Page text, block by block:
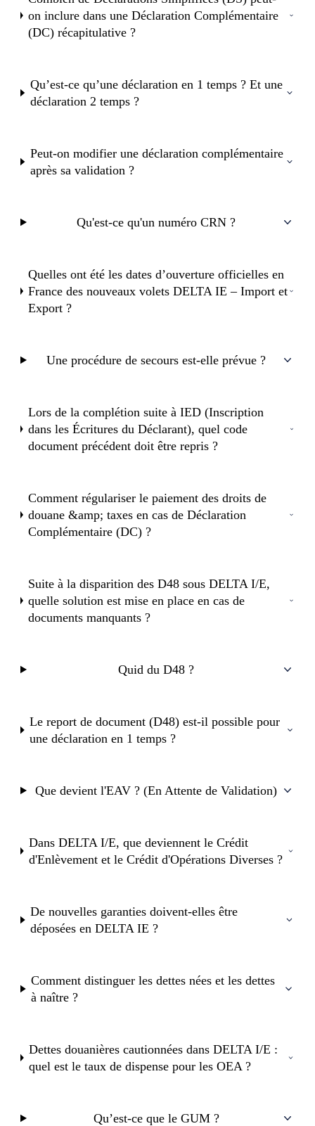
on inclure dans une Déclaration Complémentaire
(DC) récapitulative ?
Qu’est-ce qu’une déclaration en 1 temps ? Et une
déclaration 2 temps ?
Peut-on modifier une déclaration complémentaire
après sa validation ?
Qu'est-ce qu'un numéro CRN ?
Quelles ont été les dates d’ouverture officielles en
France des nouveaux volets DELTA IE – Import et
Export ?
Une procédure de secours est-elle prévue ?
Lors de la complétion suite à IED (Inscription
dans les Écritures du Déclarant), quel code
document précédent doit être repris ?
Comment régulariser le paiement des droits de
douane &amp; taxes en cas de Déclaration
Complémentaire (DC) ?
Suite à la disparition des D48 sous DELTA I/E,
quelle solution est mise en place en cas de
documents manquants ?
Quid du D48 ?
Le report de document (D48) est-il possible pour
une déclaration en 1 temps ?
Que devient l'EAV ? (En Attente de Validation)
Dans DELTA I/E, que deviennent le Crédit
d'Enlèvement et le Crédit d'Opérations Diverses ?
De nouvelles garanties doivent-elles être
déposées en DELTA IE ?
Comment distinguer les dettes nées et les dettes
à naître ?
Dettes douanières cautionnées dans DELTA I/E :
quel est le taux de dispense pour les OEA ?
Qu’est-ce que le GUM ?